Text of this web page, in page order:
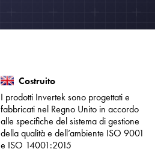
Costruito
I prodotti Invertek sono progettati e
fabbricati nel Regno Unito in accordo
alle specifiche del sistema di gestione
della qualità e dell’ambiente ISO 9001
e ISO 14001:2015